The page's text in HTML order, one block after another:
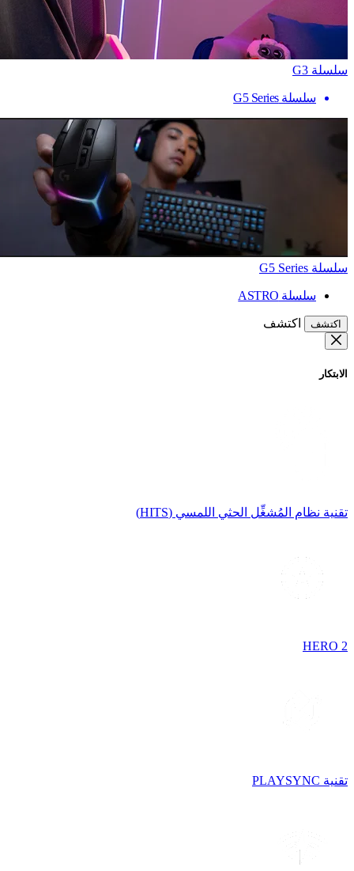
سلسلة G3
سلسلة G5 Series
سلسلة G5 Series
سلسلة ASTRO
اكتشف اكتشف
الابتكار
تقنية نظام المُشغِّل الحثي اللمسي (HITS)
HERO 2
تقنية PLAYSYNC